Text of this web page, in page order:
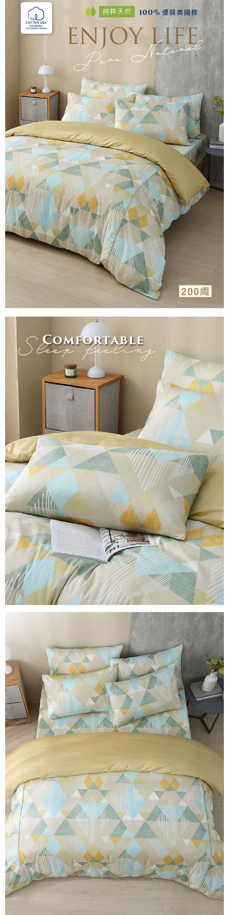
後付繳納相關費用。
※ 交易是否成功請以「AFTEE先享後付 」之結帳頁面顯示為準，若有關於
是否繳費成功／繳費後需取消欲退款等相關疑問，請聯繫「AFTEE先享後付
客戶支援中心」
https://netprotections.freshdesk.com/support/home
１．透過由恩沛科技股份有限公司提供之「AFTEE先享後付」服務完成之交
易，需依本服務之必要範圍內提供個人資料，並將交易相關給付款項請求債
權轉讓予恩沛科技股份有限公司。
２．關於個人資料處理事宜，請瀏覽以下網址：
https://aftee.tw/terms/#terms3
３．未成年的使用者請事先徵得法定代理人或監護人之同意方可使用
「AFTEE先享後付」，若未經同意申辦者引起之損失，本公司不負相關責
任。
４．使用「AFTEE先享後付」時，將依據個別帳號之用戶狀況，依本公司即
時審查核予不同之上限額度；若仍有額度不足之情形，本公司將視審查結果
請求用戶進行身份認證。
５．嚴禁一人註冊多個帳號或使用他人資訊註冊。若發現惡意使用之情形，
恩沛科技股份有限公司將有權停止該用戶之使用額度並採取法律行動。
付款後7-11取貨
每筆NT$60，滿NT$499(含以上)免運費
每筆NT$100，滿NT$499(含以上)免運費
每筆NT$100，滿NT$499(含以上)免運費